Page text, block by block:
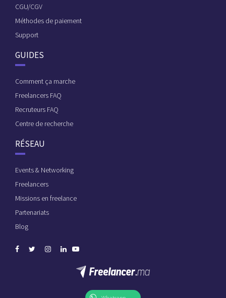
CGU/CGV
Méthodes de paiement
Support
GUIDES
Comment ça marche
Freelancers FAQ
Recruteurs FAQ
Centre de recherche
RÉSEAU
Events & Networking
Freelancers
Missions en freelance
Partenariats
Blog